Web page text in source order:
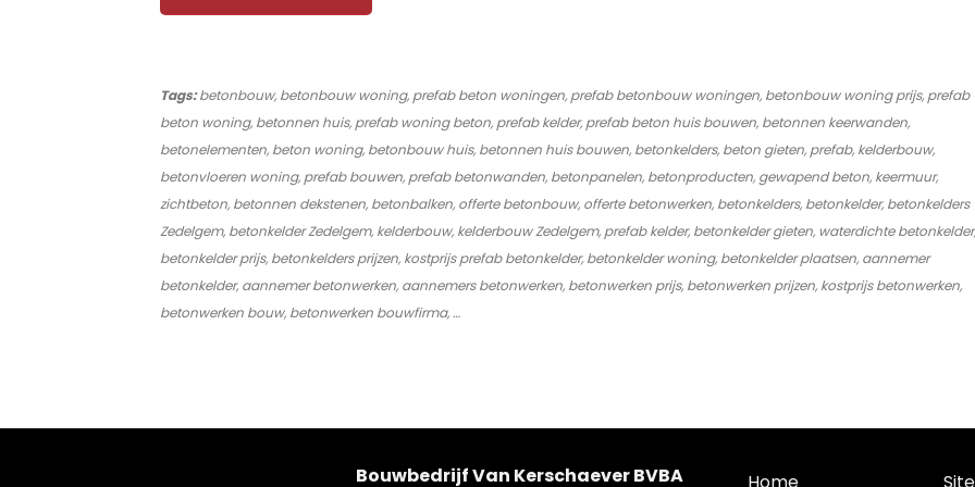
Tags:betonbouw, betonbouw woning, prefab beton woningen, prefab betonbouw woningen, betonbouw woning prijs, prefab
beton woning, betonnen huis, prefab woning beton, prefab kelder, prefab beton huis bouwen, betonnen keerwanden,
betonelementen, beton woning, betonbouw huis, betonnen huis bouwen, betonkelders, beton gieten, prefab, kelderbouw,
betonvloeren woning, prefab bouwen, prefab betonwanden, betonpanelen, betonproducten, gewapend beton, keermuur,
zichtbeton, betonnen dekstenen, betonbalken, offerte betonbouw, offerte betonwerken, betonkelders, betonkelder, betonkelders
Zedelgem, betonkelder Zedelgem, kelderbouw, kelderbouw Zedelgem, prefab kelder, betonkelder gieten, waterdichte betonkelder,
betonkelder prijs, betonkelders prijzen, kostprijs prefab betonkelder, betonkelder woning, betonkelder plaatsen, aannemer
betonkelder, aannemer betonwerken, aannemers betonwerken, betonwerken prijs, betonwerken prijzen, kostprijs betonwerken,
betonwerken bouw, betonwerken bouwfirma, …
Bouwbedrijf Van Kerschaever BVBA